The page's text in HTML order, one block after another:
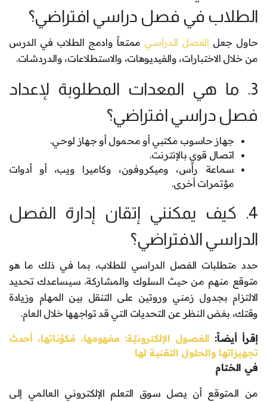
الطلاب في فصل دراسي افتراضي؟
حاول جعل الفصل الدراسي ممتعاً وادمج الطلاب في الدرس
من خلال الاختبارات، والفيديوهات، والاستطلاعات، والدردشات.
3. ما هي المعدات المطلوبة لإعداد
فصل دراسي افتراضي؟
جهاز حاسوب مكتبي أو محمول أو جهاز لوحي.
اتصال قوي بالإنترنت.
سماعة رأس، وميكروفون، وكاميرا ويب، أو أدوات
مؤتمرات أخرى.
4. كيف يمكنني إتقان إدارة الفصل
الدراسي الافتراضي؟
حدد متطلبات الفصل الدراسي للطلاب، بما في ذلك ما هو
متوقع منهم من حيث السلوك والمشاركة. سيساعدك تحديد
الالتزام بجدول زمني وروتين على التنقل بين المهام وزيادة
وقتك، بغض النظر عن التحديات التي قد تواجهها خلال العام.
إقرأ أيضاً: الفصول الإلكترونيَّة: مفهومها، مُكوَّناتها، أحدث
تجهيزاتها والحلول التقنية لها
في الختام
من المتوقع أن يصل سوق التعلم الإلكتروني العالمي إلى